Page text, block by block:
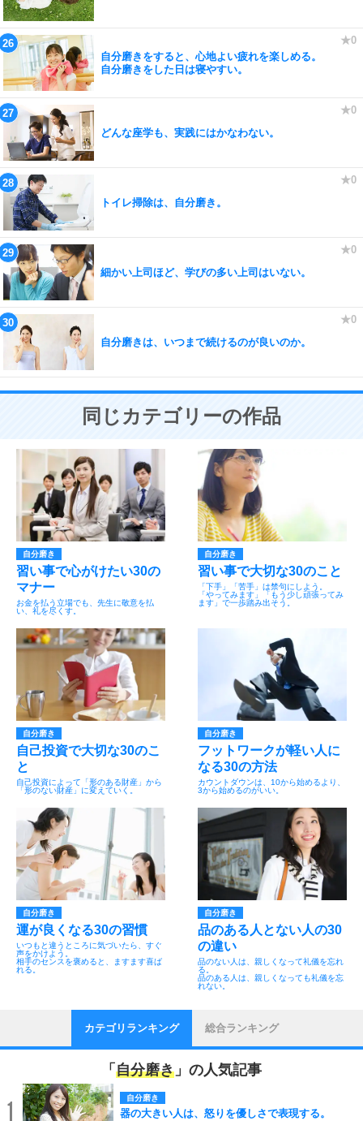
自分磨きをすると、心地よい疲れを楽しめる。
自分磨きをした日は寝やすい。
どんな座学も、実践にはかなわない。
トイレ掃除は、自分磨き。
細かい上司ほど、学びの多い上司はいない。
自分磨きは、いつまで続けるのが良いのか。
同じカテゴリーの作品
自分磨き
習い事で心がけたい30の
マナー
お金を払う立場でも、先生に敬意を払
い、礼を尽くす。
自分磨き
習い事で大切な30のこと
「下手」「苦手」は禁句にしよう。
「やってみます」「もう少し頑張ってみ
ます」で一歩踏み出そう。
自分磨き
自己投資で大切な30のこ
と
自己投資によって「形のある財産」から
「形のない財産」に変えていく。
自分磨き
フットワークが軽い人に
なる30の方法
カウントダウンは、10から始めるより、
3から始めるのがいい。
自分磨き
運が良くなる30の習慣
いつもと違うところに気づいたら、すぐ
声をかけよう。
相手のセンスを褒めると、ますます喜ば
れる。
自分磨き
品のある人とない人の30
の違い
品のない人は、親しくなって礼儀を忘れ
る。
品のある人は、親しくなっても礼儀を忘
れない。
カテゴリランキング 総合ランキング
「 自分磨き 」の人気記事
1 自分磨き
器の大きい人は、怒りを優しさで表現する。